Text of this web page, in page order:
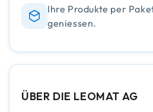
Ihre Produkte per
geniessen.
ÜBER DIE LEOMAT AG